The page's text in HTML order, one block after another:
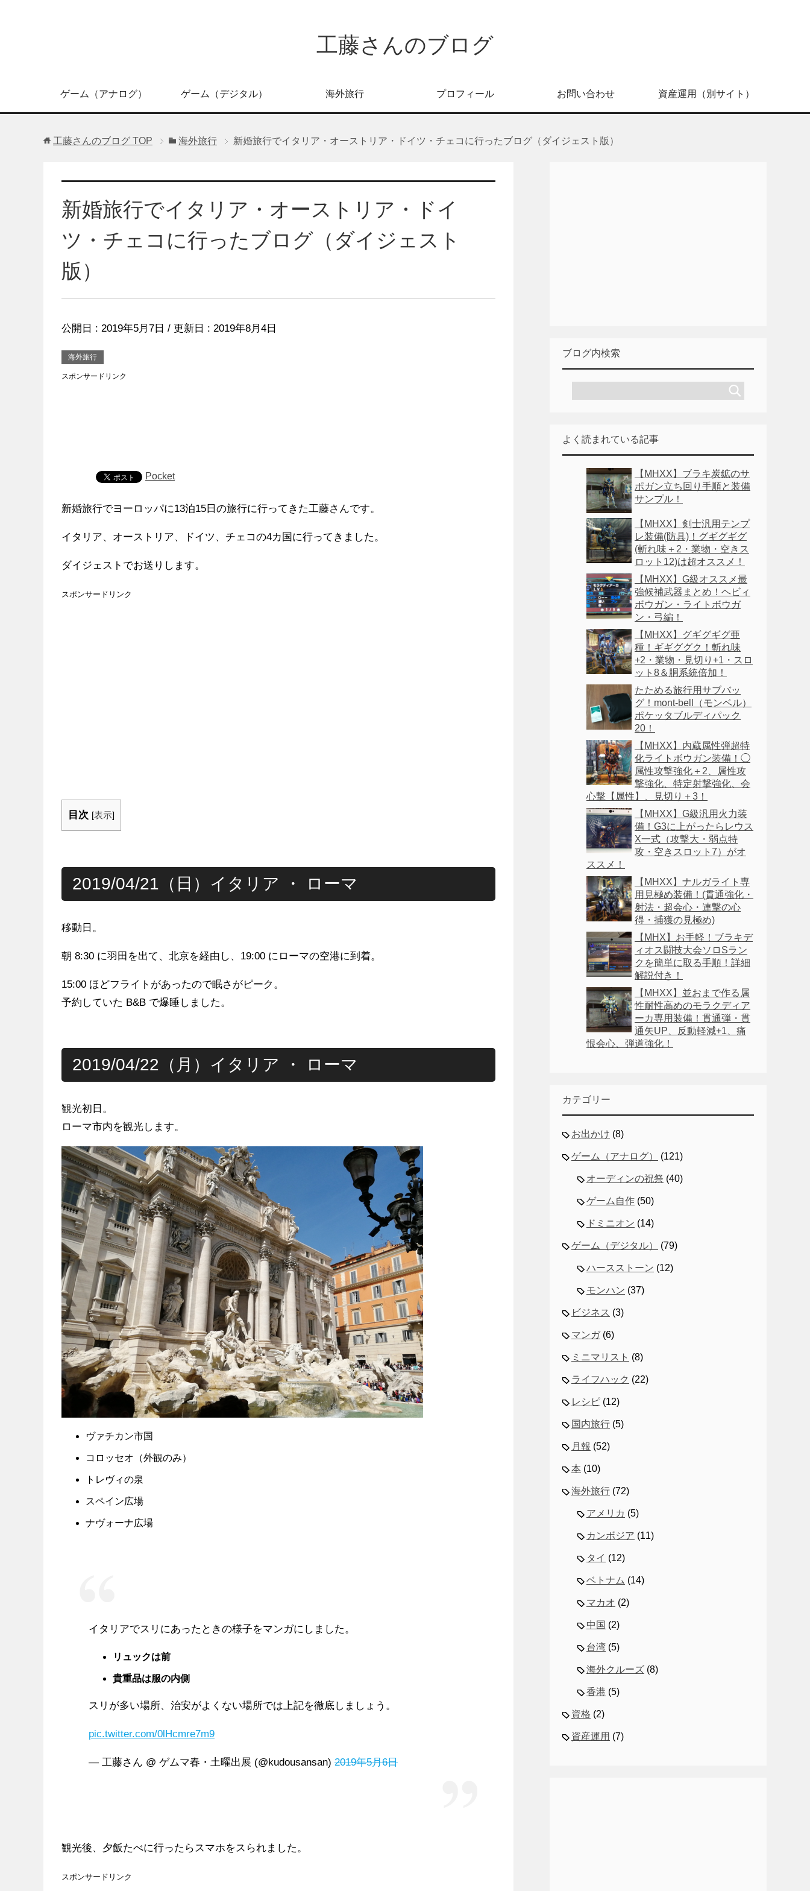
工藤さんのブログ
ゲーム（アナログ） ゲーム（デジタル） 海外旅行 プロフィール お問い合わせ 資産運用（別サイト）
工藤さんのブログ TOP 海外旅行 新婚旅行でイタリア・オーストリア・ドイツ・チェコに行ったブログ（ダイジェスト版）
新婚旅行でイタリア・オーストリア・ドイ
ツ・チェコに行ったブログ（ダイジェスト
版）
公開日 : 2019年5月7日 / 更新日 : 2019年8月4日
海外旅行
スポンサードリンク
Pocket
新婚旅行でヨーロッパに13泊15日の旅行に行ってきた工藤さんです。
イタリア、オーストリア、ドイツ、チェコの4カ国に行ってきました。
ダイジェストでお送りします。
スポンサードリンク
目次 [表示]
2019/04/21（日）イタリア ・ ローマ
移動日。
朝 8:30 に羽田を出て、北京を経由し、19:00 にローマの空港に到着。
15:00 ほどフライトがあったので眠さがピーク。
予約していた B&B で爆睡しました。
2019/04/22（月）イタリア ・ ローマ
観光初日。
ローマ市内を観光します。
ヴァチカン市国
コロッセオ（外観のみ）
トレヴィの泉
スペイン広場
ナヴォーナ広場
イタリアでスリにあったときの様子をマンガにしました。
リュックは前
貴重品は服の内側
スリが多い場所、治安がよくない場所では上記を徹底しましょう。
pic.twitter.com/0lHcmre7m9
— 工藤さん @ ゲムマ春・土曜出展 (@kudousansan) 2019年5月6日
観光後、夕飯たべに行ったらスマホをスられました。
スポンサードリンク
ブログ内検索
よく読まれている記事
【MHXX】ブラキ炭鉱のサ
ポガン立ち回り手順と装備
サンプル！
【MHXX】剣士汎用テンプ
レ装備(防具)！グギグギグ
(斬れ味＋2・業物・空きス
ロット12)は超オススメ！
【MHXX】G級オススメ最
強候補武器まとめ！ヘビィ
ボウガン・ライトボウガ
ン・弓編！
【MHXX】グギグギグ亜
種！ギギググク！斬れ味
+2・業物・見切り+1・スロ
ット8＆胴系統倍加！
たためる旅行用サブバッ
グ！mont-bell（モンベル）
ポケッタブルディパック
20！
【MHXX】内蔵属性弾超特
化ライトボウガン装備！◯
属性攻撃強化＋2、属性攻
撃強化、特定射撃強化、会
心撃【属性】、見切り＋3！
【MHXX】G級汎用火力装
備！G3に上がったらレウス
X一式（攻撃大・弱点特
攻・空きスロット7）がオ
ススメ！
【MHXX】ナルガライト専
用見極め装備！(貫通強化・
射法・超会心・連撃の心
得・捕獲の見極め)
【MHX】お手軽！ブラキデ
ィオス闘技大会ソロSラン
クを簡単に取る手順！詳細
解説付き！
【MHXX】並おまで作る属
性耐性高めのモラクディア
ーカ専用装備！貫通弾・貫
通矢UP、反動軽減+1、痛
恨会心、弾道強化！
カテゴリー
お出かけ (8)
ゲーム（アナログ） (121)
オーディンの祝祭 (40)
ゲーム自作 (50)
ドミニオン (14)
ゲーム（デジタル） (79)
ハースストーン (12)
モンハン (37)
ビジネス (3)
マンガ(6)
ミニマリスト (8)
ライフハック (22)
レシピ (12)
国内旅行 (5)
月報 (52)
本 (10)
海外旅行 (72)
アメリカ (5)
カンボジア (11)
タイ (12)
ベトナム (14)
マカオ (2)
中国 (2)
台湾 (5)
海外クルーズ (8)
香港 (5)
資格 (2)
資産運用 (7)